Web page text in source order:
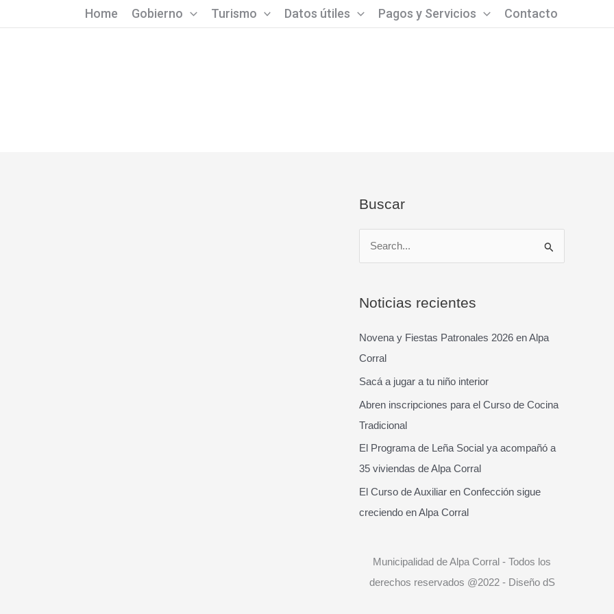
Home Gobierno Turismo Datos útiles Pagos y Servicios Contacto
Buscar
c
a
r
Noticias recientes
Novena y Fiestas Patronales 2026 en Alpa
Corral
Sacá a jugar a tu niño interior
Abren inscripciones para el Curso de Cocina
Tradicional
El Programa de Leña Social ya acompañó a
35 viviendas de Alpa Corral
El Curso de Auxiliar en Confección sigue
creciendo en Alpa Corral
Municipalidad de Alpa Corral - Todos los
derechos reservados @2022 - Diseño dS